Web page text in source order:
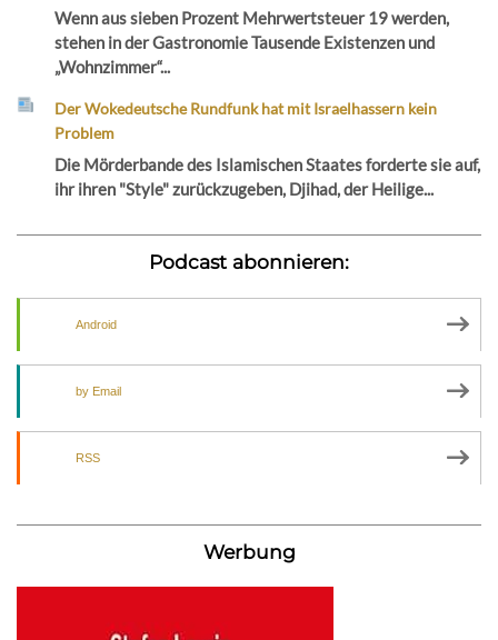
Wenn aus sieben Prozent Mehrwertsteuer 19 werden,
stehen in der Gastronomie Tausende Existenzen und
„Wohnzimmer“...
Der Wokedeutsche Rundfunk hat mit Israelhassern kein
Problem
Die Mörderbande des Islamischen Staates forderte sie auf,
ihr ihren "Style" zurückzugeben, Djihad, der Heilige...
Podcast abonnieren:
Android
by Email
RSS
Werbung